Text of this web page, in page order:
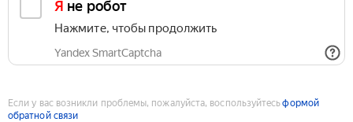
Я не робот
Нажмите, чтобы продолжить
Yandex SmartCaptcha
Если у вас возникли проблемы, пожалуйста, воспользуйтесьформой
обратной связи